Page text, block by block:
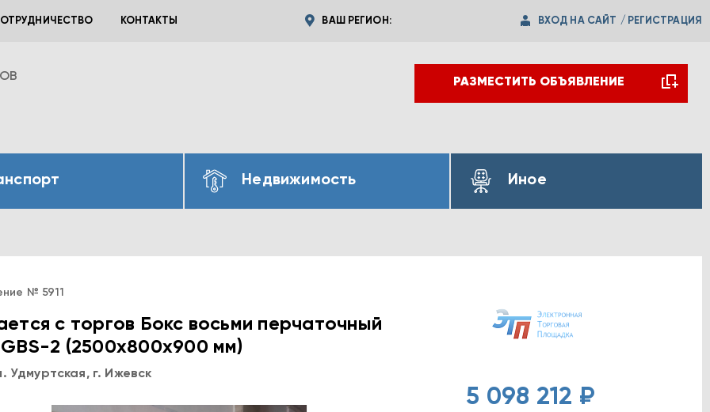
КОНТАКТЫ ВАШ РЕГИОН: ВХОД НА САЙТ / РЕГИСТРАЦИЯ
РАЗМЕСТИТЬ ОБЪЯВЛЕНИЕ
Недвижимость Иное
№ 5911
с торгов Бокс восьми перчаточный
2 (2500х800х900 мм)
Удмуртская, г. Ижевск
5 098 212 ₽